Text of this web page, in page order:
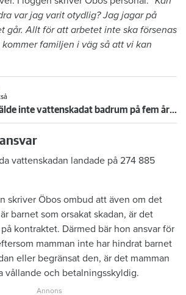
var jag varit otydlig? Jag jagar på
går. Allt för att arbetet inte ska försenas
familjen i väg så att vi kan
Anmälde inte vattenskadat badrum på fem år – krävs på 125 000 kronor
vattenskadan landade på 274 885
skriver Öbos ombud att även om det
barnet som orsakat skadan, är det
kontraktet. Därmed bär hon ansvar för
mamman inte har hindrat barnet
eller begränsat den, är det mamman
vållande och betalningsskyldig.